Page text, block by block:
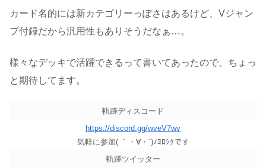
カード名的には新カテゴリーっぽさはあるけど、Vジャン
プ付録だから汎用性もありそうだなぁ…。
様々なデッキで活躍できるって書いてあったので、ちょっ
と期待してます。
軌跡ディスコード
https://discord.gg/wveV7wv
気軽に参加( ｀・∀・´)ﾉﾖﾛｼｸです
軌跡ツイッター